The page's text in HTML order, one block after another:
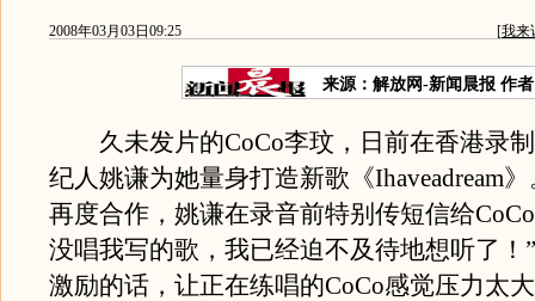
2008年03月03日09:25 [我来
来源：解放网-新闻晨报 作
久未发片的CoCo李玟，日前在香港录
纪人姚谦为她量身打造新歌《Ihaveadream
再度合作，姚谦在录音前特别传短信给
没唱我写的歌，我已经迫不及待地想听了！
激励的话，让正在练唱的CoCo感觉压力太